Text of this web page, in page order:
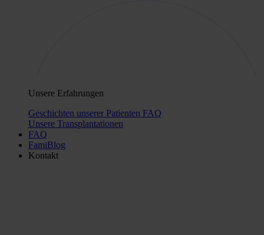
Unsere Erfahrungen
Geschichten unserer Patienten FAQ
Unsere Transplantationen
FAQ
FamiBlog
Kontakt